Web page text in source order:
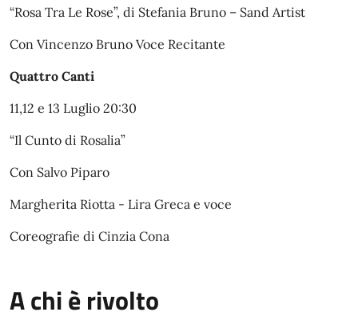
“Rosa Tra Le Rose”, di Stefania Bruno – Sand Artist
Con Vincenzo Bruno Voce Recitante
Quattro Canti
11,12 e 13 Luglio 20:30
“Il Cunto di Rosalia”
Con Salvo Piparo
Margherita Riotta - Lira Greca e voce
Coreografie di Cinzia Cona
A chi è rivolto